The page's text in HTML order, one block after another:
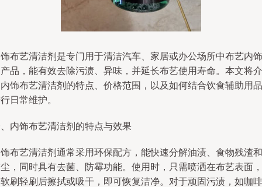
布艺清洁剂是专门用于清洁汽车、家居或办公场所中布艺内饰
品，能有效去除污渍、异味，并延长布艺使用寿命。本文将介
饰布艺清洁剂的特点、价格范围，以及如何结合饮食辅助用品
日常维护。
内饰布艺清洁剂的特点与效果
布艺清洁剂通常采用环保配方，能快速分解油渍、食物残渣和
，同时具有去菌、防霉功能。使用时，只需喷洒在布艺表面，
刷轻刷后擦拭或吸干，即可恢复洁净。对于顽固污渍，如咖啡